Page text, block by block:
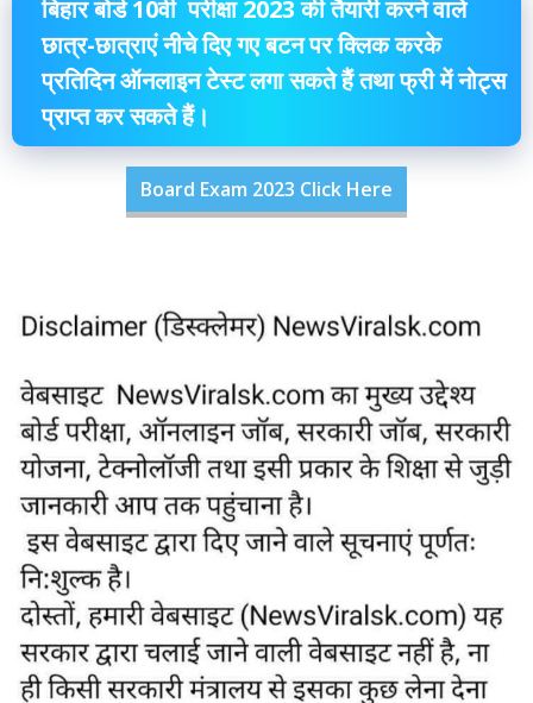
बिहार बोर्ड 10वी परीक्षा 2023 की तैयारी करने वाले
छात्र-छात्राएं नीचे दिए गए बटन पर क्लिक करके
प्रतिदिन ऑनलाइन टेस्ट लगा सकते हैं तथा फ्री में नोट्स
प्राप्त कर सकते हैं।
Board Exam 2023 Click Here